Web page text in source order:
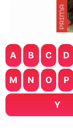
A B C D
M N O P
Y